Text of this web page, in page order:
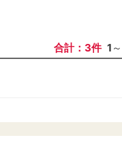
合計：3件 1 ～